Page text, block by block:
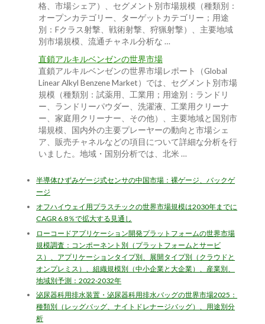
格、市場シェア）、セグメント別市場規模（種類別：
オープンカテゴリー、ターゲットカテゴリー；用途
別：Fクラス射撃、戦術射撃、狩猟射撃）、主要地域
別市場規模、流通チャネル分析な …
直鎖アルキルベンゼンの世界市場
直鎖アルキルベンゼンの世界市場レポート（Global
Linear Alkyl Benzene Market）では、セグメント別市場
規模（種類別：試薬用、工業用；用途別：ランドリ
ー、ランドリーパウダー、洗濯液、工業用クリーナ
ー、家庭用クリーナー、その他）、主要地域と国別市
場規模、国内外の主要プレーヤーの動向と市場シェ
ア、販売チャネルなどの項目について詳細な分析を行
いました。地域・国別分析では、北米 …
半導体ひずみゲージ式センサの中国市場：裸ゲージ、バックゲ
ージ
オフハイウェイ用プラスチックの世界市場規模は2030年までに
CAGR 6.8％で拡大する見通し
ローコードアプリケーション開発プラットフォームの世界市場
規模調査：コンポーネント別（プラットフォームとサービ
ス）、アプリケーションタイプ別、展開タイプ別（クラウドと
オンプレミス）、組織規模別（中小企業と大企業）、産業別、
地域別予測：2022-2032年
泌尿器科用排水装置・泌尿器科用排水バッグの世界市場2025：
種類別（レッグバッグ、ナイトドレナージバッグ）、用途別分
析